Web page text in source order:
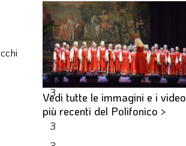
2
2
2,4
2,3,4
3
3
Vedi tutte le immagini e i video
più recenti del Polifonico >